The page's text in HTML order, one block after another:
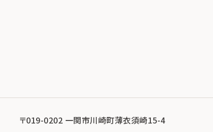
〒019-0202 一関市川崎町薄衣須崎15-4